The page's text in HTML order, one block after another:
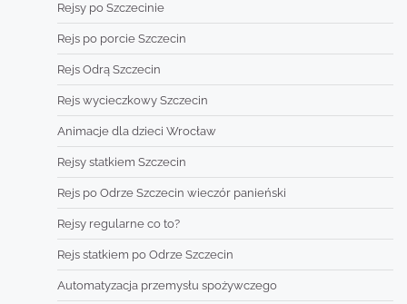
Rejsy po Szczecinie
Rejs po porcie Szczecin
Rejs Odrą Szczecin
Rejs wycieczkowy Szczecin
Animacje dla dzieci Wrocław
Rejsy statkiem Szczecin
Rejs po Odrze Szczecin wieczór panieński
Rejsy regularne co to?
Rejs statkiem po Odrze Szczecin
Automatyzacja przemysłu spożywczego